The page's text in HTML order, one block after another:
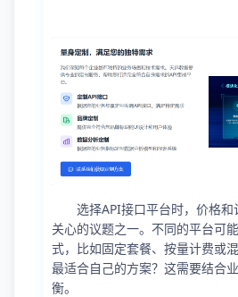
选择API接口平台时，价格
关心的议题之一。不同的平台可
式，比如固定套餐、按量计费或
最适合自己的方案？这需要结合
衡。